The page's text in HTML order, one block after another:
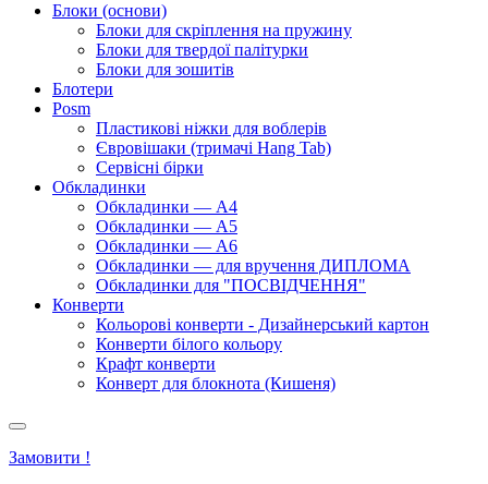
Блоки (основи)
Блоки для скріплення на пружину
Блоки для твердої палітурки
Блоки для зошитів
Блотери
Posm
Пластикові ніжки для воблерів
Євровішаки (тримачі Hang Tab)
Сервісні бірки
Обкладинки
Обкладинки — А4
Обкладинки — А5
Обкладинки — А6
Обкладинки — для вручення ДИПЛОМА
Обкладинки для "ПОСВІДЧЕННЯ"
Конверти
Кольорові конверти - Дизайнерський картон
Конверти білого кольору
Крафт конверти
Конверт для блокнота (Кишеня)
Замовити !